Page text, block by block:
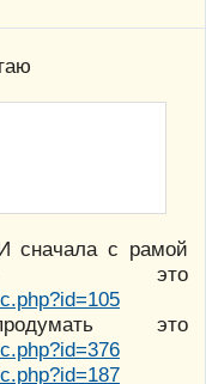
сначала с рамой
это
это